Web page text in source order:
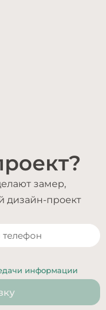
замер,
дизайн-проект
информации